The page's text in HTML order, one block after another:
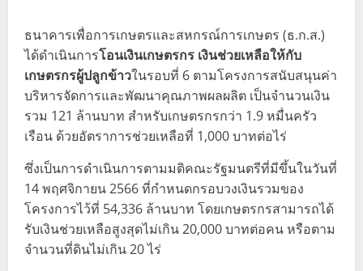
ธนาคารเพื่อการเกษตรและสหกรณ์การเกษตร (ธ.ก.ส.)
ได้ดำเนินการโอนเงินเกษตรกร เงินช่วยเหลือให้กับ
เกษตรกรผู้ปลูกข้าวในรอบที่ 6 ตามโครงการสนับสนุนค่า
บริหารจัดการและพัฒนาคุณภาพผลผลิต เป็นจำนวนเงิน
รวม 121 ล้านบาท สำหรับเกษตรกรกว่า 1.9 หมื่นครัว
เรือน ด้วยอัตราการช่วยเหลือที่ 1,000 บาทต่อไร่
ซึ่งเป็นการดำเนินการตามมติคณะรัฐมนตรีที่มีขึ้นในวันที่
14 พฤศจิกายน 2566 ที่กำหนดกรอบวงเงินรวมของ
โครงการไว้ที่ 54,336 ล้านบาท โดยเกษตรกรสามารถได้
รับเงินช่วยเหลือสูงสุดไม่เกิน 20,000 บาทต่อคน หรือตาม
จำนวนที่ดินไม่เกิน 20 ไร่